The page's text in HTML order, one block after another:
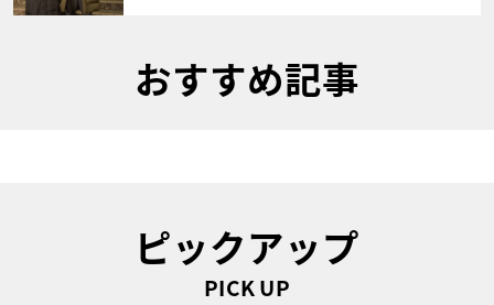
おすすめ記事
ピックアップ
PICK UP